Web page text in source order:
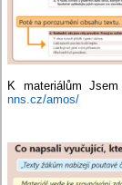
K materiálům
nns.cz/amos/